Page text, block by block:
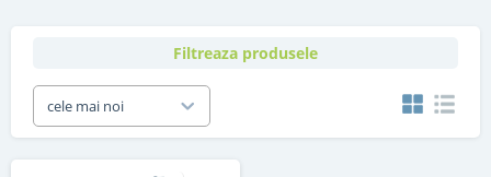
Filtreaza produsele
cele mai noi